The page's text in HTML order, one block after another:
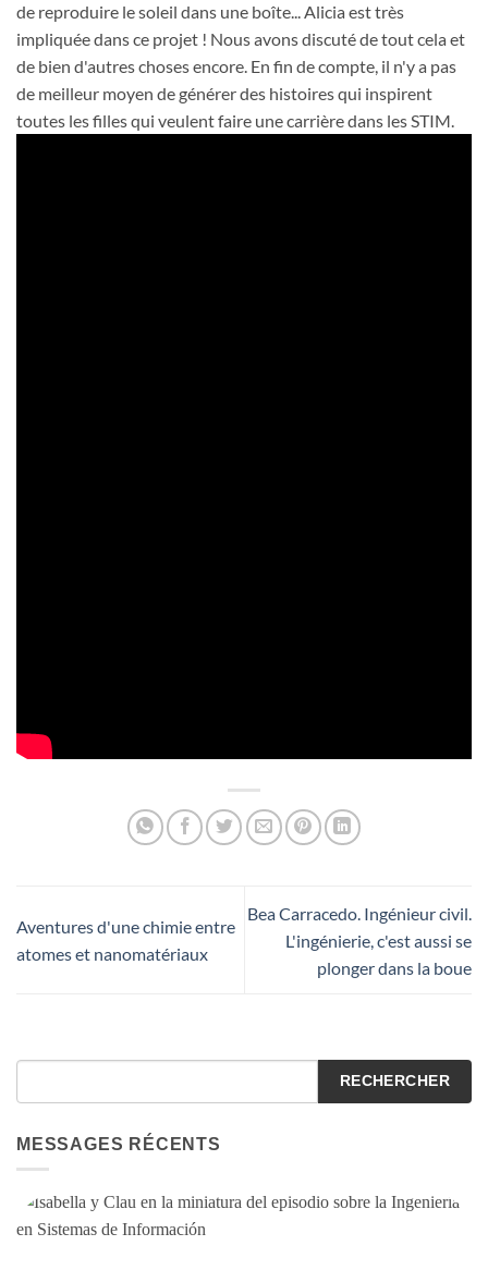
de reproduire le soleil dans une boîte... Alicia est très
impliquée dans ce projet ! Nous avons discuté de tout cela et
de bien d'autres choses encore. En fin de compte, il n'y a pas
de meilleur moyen de générer des histoires qui inspirent
toutes les filles qui veulent faire une carrière dans les STIM.
Aventures d'une chimie entre
atomes et nanomatériaux
Bea Carracedo. Ingénieur civil.
L'ingénierie, c'est aussi se
plonger dans la boue
RECHERCHER
MESSAGES RÉCENTS